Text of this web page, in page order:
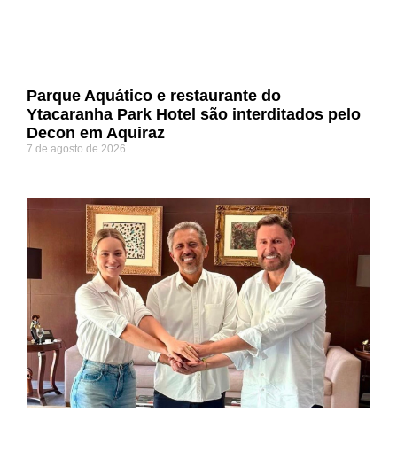
Parque Aquático e restaurante do
Ytacaranha Park Hotel são interditados pelo
Decon em Aquiraz
7 de agosto de 2026